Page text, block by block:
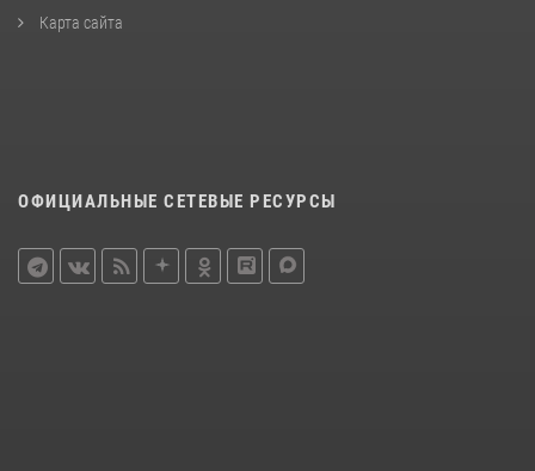
Карта сайта
ОФИЦИАЛЬНЫЕ СЕТЕВЫЕ РЕСУРСЫ